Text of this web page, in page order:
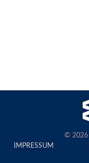
© 2026
IMPRESSUM